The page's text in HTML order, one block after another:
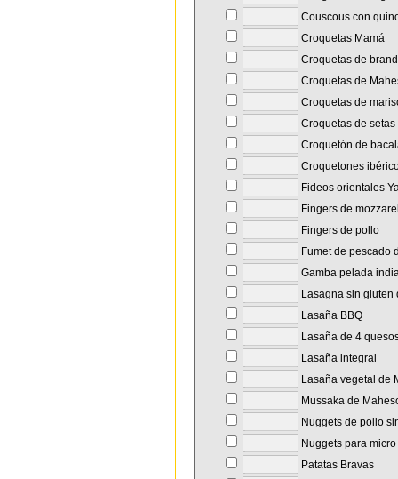
Couscous con
Croquetas Mamá
Croquetas de
Croquetas de
Croquetas de
Croquetas de
Croquetón de
Croquetones
Fideos orientales
Fingers de
Fingers de pollo
Fumet de pescado
Gamba pelada
Lasagna sin gluten
Lasaña BBQ
Lasaña de 4
Lasaña integral
Lasaña vegetal de
Mussaka de
Nuggets de pollo
Nuggets para
Patatas Bravas